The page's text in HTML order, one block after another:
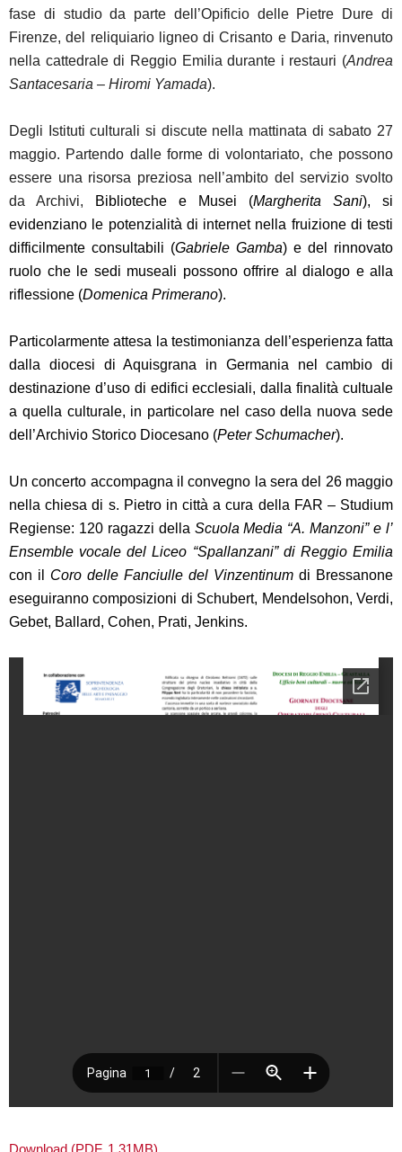
fase di studio da parte dell’Opificio delle Pietre Dure di
Firenze, del reliquiario ligneo di Crisanto e Daria, rinvenuto
nella cattedrale di Reggio Emilia durante i restauri (Andrea
Santacesaria – Hiromi Yamada).
Degli Istituti culturali si discute nella mattinata di sabato 27
maggio. Partendo dalle forme di volontariato, che possono
essere una risorsa preziosa nell’ambito del servizio svolto
da Archivi,
Biblioteche e Musei (Margherita Sani), si
evidenziano le potenzialità di internet nella fruizione di testi
difficilmente consultabili (Gabriele Gamba) e del rinnovato
ruolo che le sedi museali possono offrire al dialogo e alla
riflessione (Domenica Primerano).
Particolarmente attesa la testimonianza dell’esperienza fatta
dalla diocesi di Aquisgrana in Germania nelcambio di
destinazione d’uso di edifici ecclesiali, dalla finalità cultuale
a quella culturale, in particolare nel caso della nuova sede
dell’Archivio Storico Diocesano (Peter Schumacher).
Unconcerto accompagna il convegno la sera del 26 maggio
nella chiesa di s. Pietro in città a cura della FAR – Studium
Regiense: 120 ragazzi della Scuola Media “A. Manzoni” e l’
Ensemble vocale del Liceo “Spallanzani” di Reggio Emilia
con il
Coro delle Fanciulle del Vinzentinum di Bressanone
eseguiranno composizioni di Schubert, Mendelsohon, Verdi,
Gebet, Ballard, Cohen, Prati, Jenkins.
Download (PDF, 1.31MB)